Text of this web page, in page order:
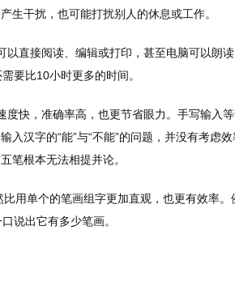
生干扰，也可能打扰别人的休息或工作。
直接阅读、编辑或打印，甚至电脑可以朗
要比10小时更多的时间。
快，准确率高，也更节省眼力。手写输入
汉字的“能”与“不能”的问题，并没有考虑
笔根本无法相提并论。
用单个的笔画组字更加直观，也更有效率。
说出它有多少笔画。